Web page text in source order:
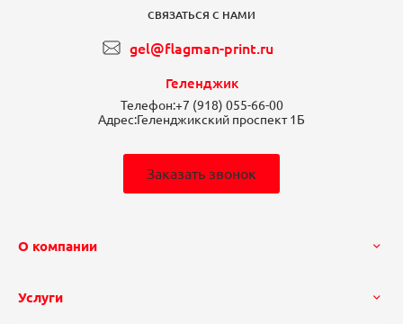
СВЯЗАТЬСЯ С НАМИ
gel@flagman-print.ru
Геленджик
Телефон:+7 (918) 055-66-00
Адрес:Геленджикский проспект 1Б
Заказать звонок
О компании
Услуги